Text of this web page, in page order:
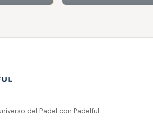
del Padel con Padelful.